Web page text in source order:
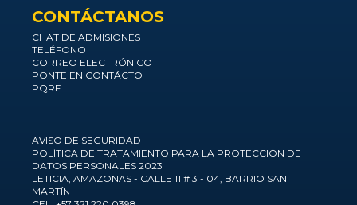
CONTÁCTANOS
CHAT DE ADMISIONES
TELÉFONO
CORREO ELECTRÓNICO
PONTE EN CONTÁCTO
PQRF
AVISO DE SEGURIDAD
POLÍTICA DE TRATAMIENTO PARA LA PROTECCIÓN DE
DATOS PERSONALES 2023
LETICIA, AMAZONAS - CALLE 11 # 3 - 04, BARRIO SAN
MARTÍN